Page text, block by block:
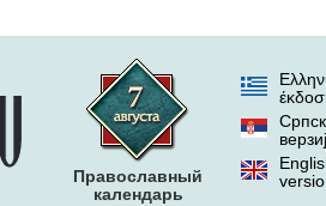
Православный
календарь